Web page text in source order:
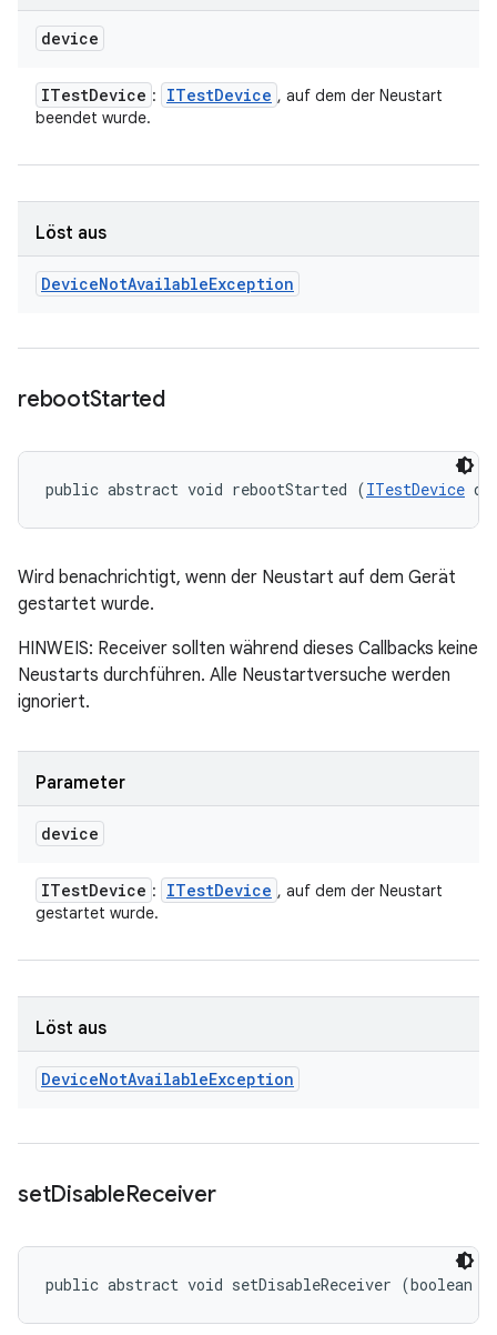
device
ITestDevice : ITestDevice , auf dem der Neustart
beendet wurde.
Löst aus
DeviceNotAvailableException
rebootStarted
public abstract void rebootStarted (ITestDevice
Wird benachrichtigt, wenn der Neustart auf dem Gerät
gestartet wurde.
HINWEIS: Receiver sollten während dieses Callbacks keine
Neustarts durchführen. Alle Neustartversuche werden
ignoriert.
Parameter
device
ITestDevice : ITestDevice , auf dem der Neustart
gestartet wurde.
Löst aus
DeviceNotAvailableException
setDisableReceiver
public abstract void setDisableReceiver (boolean